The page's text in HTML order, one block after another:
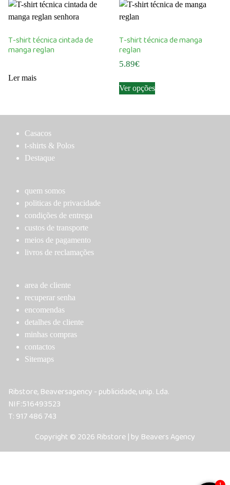
variants.
The
may
variants.
may
on
the
T-shirt técnica cintada de
manga reglan
Ler mais
T-shirt técnica de manga
reglan
5.89€
Ver opçõesproduct
multiple
Casacos
t-shirts & Polos
Destaque
quem somos
politicas de privacidade
condições de entrega
custos de transporte
meios de pagamento
livros de reclamações
area de cliente
recuperar senha
encomendas
detalhes de cliente
minhas compras
contactos
Sitemaps
Ribstore, Beaversagency - publicidade, unip. Lda.
NIF:516493523
T: 917 486 743
Copyright © 2026 Ribstore | by Beavers Agency